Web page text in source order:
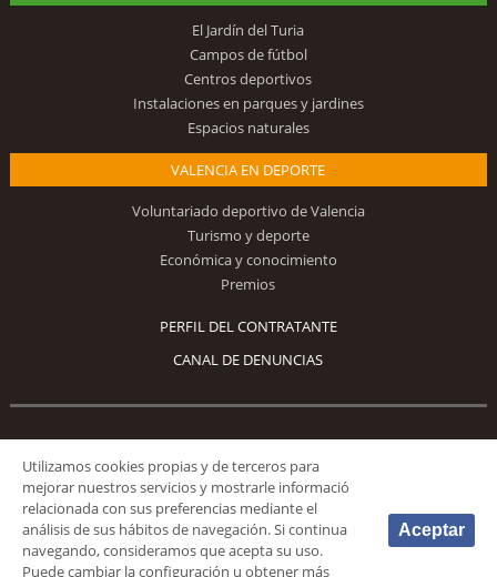
El Jardín del Turia
Campos de fútbol
Centros deportivos
Instalaciones en parques y jardines
Espacios naturales
VALENCIA EN DEPORTE
Voluntariado deportivo de Valencia
Turismo y deporte
Económica y conocimiento
Premios
PERFIL DEL CONTRATANTE
CANAL DE DENUNCIAS
Síguenos
© 2026 Fundación Deportiva Municipal Valencia |AVISO LEGAL
Utilizamos cookies propias y de terceros para
mejorar nuestros servicios y mostrarle informació
relacionada con sus preferencias mediante el
análisis de sus hábitos de navegación. Si continua
navegando, consideramos que acepta su uso.
Puede cambiar la configuración u obtener más
Aceptar